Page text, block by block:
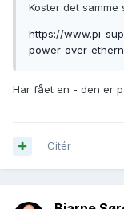
Koster det samme
https://www.pi-
power-over-
Har fået en - den er
Citér